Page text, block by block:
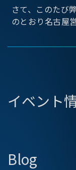
さて、このたび
のとおり名古屋
イベント
Blog